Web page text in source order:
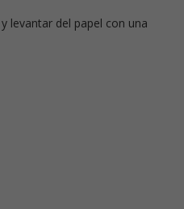
levantar del papel con una